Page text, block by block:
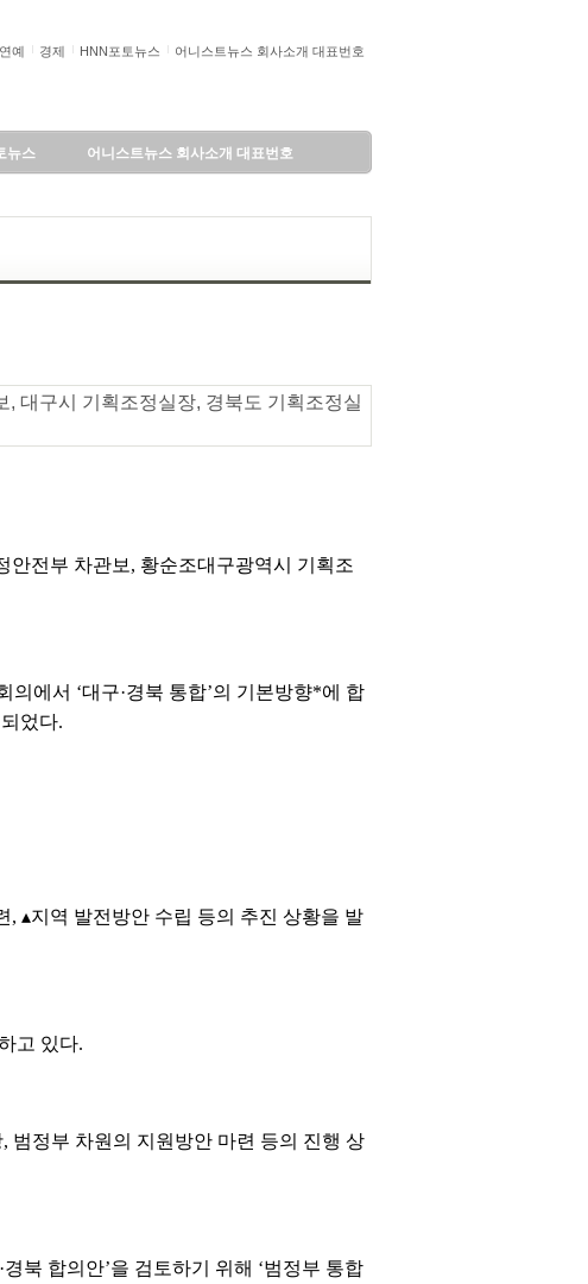
예 경제 HNN포토뉴스 어니스트뉴스 회사소개 대표번호
뉴스 어니스트뉴스 회사소개 대표번호
, 대구시 기획조정실장, 경북도 기획조정실
안전부 차관보, 황순조대구광역시 기획조
에서 ‘대구·경북 통합’의 기본방향*에 합
었다.
, ▴지역 발전방안 수립 등의 추진 상황을 발
고 있다.
범정부 차원의 지원방안 마련 등의 진행 상
북 합의안’을 검토하기 위해 ‘범정부 통합